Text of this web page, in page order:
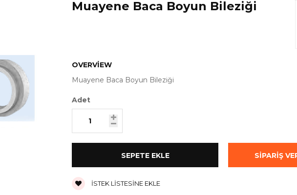
Muayene Baca Boyun Bileziği
OVERVIEW
Muayene Baca Boyun Bileziği
Adet
İSTEK LISTESINE EKLE